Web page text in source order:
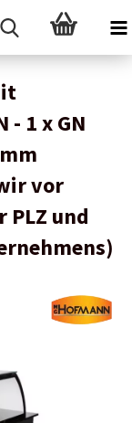
- 1 x GN
vor
PLZ und